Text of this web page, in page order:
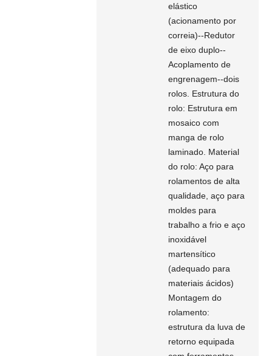
elástico
(acionamento por
correia)--Redutor
de eixo duplo--
Acoplamento de
engrenagem--dois
rolos. Estrutura do
rolo: Estrutura em
mosaico com
manga de rolo
laminado. Material
do rolo: Aço para
rolamentos de alta
qualidade, aço para
moldes para
trabalho a frio e aço
inoxidável
martensítico
(adequado para
materiais ácidos)
Montagem do
rolamento:
estrutura da luva de
retorno equipada